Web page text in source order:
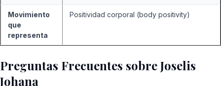
Movimiento
que
representa
Positividad corporal (body positivity)
Preguntas Frecuentes sobre Joselis
Johana